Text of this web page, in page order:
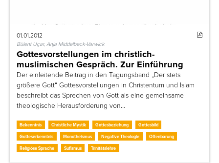
01.01.2012
Bülent Uçar, Anja Middelbeck-Varwick
Gottesvorstellungen im christlich-
muslimischen Gespräch. Zur Einführung
Der einleitende Beitrag in den Tagungsband „Der stets
größere Gott“ Gottesvorstellungen in Christentum und Islam
beschreibt das Sprechen von Gott als eine gemeinsame
theologische Herausforderung von…
Bekenntnis Christliche Mystik Gottesbeziehung
Gottesbild
Gotteserkenntnis
Monotheismus Negative Theologie
Offenbarung
Religiöse Sprache
Sufismus Trinitätslehre